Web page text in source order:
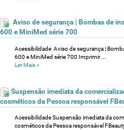
Aviso de segurança | Bombas de
600 e MiniMed série 700
Acessibilidade Aviso de segurança |
600 e MiniMed série 700 Imprimir ...
Ler Mais»
Suspensão imediata da
cosméticos da Pessoa responsável
Acessibilidade Suspensão imediata da
cosméticos da Pessoa responsável